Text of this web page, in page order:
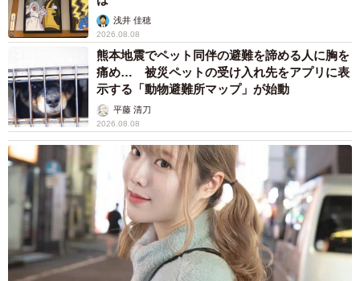
浅井 佳穂
2026.08.08
熊本地震でペット同伴の避難を諦める人に胸を
痛め… 被災ペットの受け入れ先をアプリに表
示する「動物避難所マップ」が始動
平藤 清刀
2026.08.08